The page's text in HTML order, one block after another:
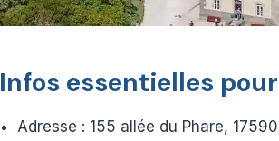
Infos essentielles
Adresse : 155 allée du Phare,